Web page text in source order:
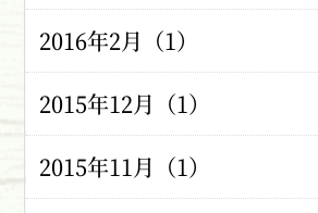
2016年2月（1）
2015年12月（1）
2015年11月（1）